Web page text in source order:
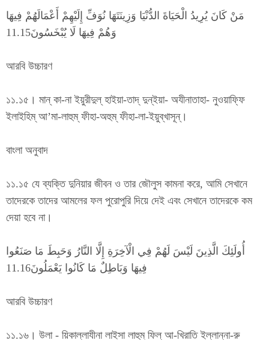
مَنْ كَانَ يُرِيدُ الْحَيَاةَ الدُّنْيَا وَزِينَتَهَا نُوَفِّ إِلَيْهِمْ أَعْمَالَهُمْ فِيهَا
وَهُمْ فِيهَا لَا يُبْخَسُونَ11.15
আরবি উচ্চারণ
১১.১৫। মান্ কা-না ইয়ুরীদুল্ হাইয়া-তাদ্ দুন্ইয়া- অযীনাতাহা- নুওয়াফ্ফি
ইলাইহিম্ আ’মা-লাহুম্ ফীহা-অহুম্ ফীহা-লা-ইয়ুব্খাসূন্।
বাংলা অনুবাদ
১১.১৫ যে ব্যক্তি দুনিয়ার জীবন ও তার জৌলুস কামনা করে, আমি সেখানে
তাদেরকে তাদের আমলের ফল পুরোপুরি দিয়ে দেই এবং সেখানে তাদেরকে কম
দেয়া হবে না।
أُولَئِكَ الَّذِينَ لَيْسَ لَهُمْ فِي الْآخِرَةِ إِلَّا النَّارُ وَحَبِطَ مَا صَنَعُوا
فِيهَا وَبَاطِلٌ مَا كَانُوا يَعْمَلُونَ11.16
আরবি উচ্চারণ
১১.১৬। উলা - য়িকাল্লাযীনা লাইসা লাহুম্ ফিল্ আ-খিরাতি ইল্লান্না-রু